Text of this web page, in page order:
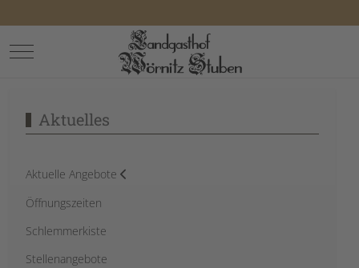
Mobile Menu Toggle
Aktuelles
Aktuelle Angebote
Öffnungszeiten
Schlemmerkiste
Stellenangebote